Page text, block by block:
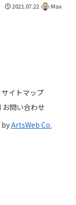
2021.07.22 Max
サイトマップ
お問い合わせ
byArtsWeb Co.